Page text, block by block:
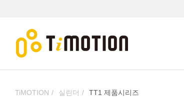
TiMOTION 실린더 TT1 제품시리즈